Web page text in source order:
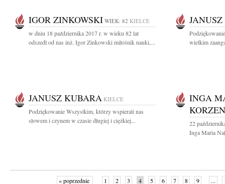
IGOR ZINKOWSKI WIEK: 82 KIELCE
w dniu 18 października 2017 r. w wieku 82 lat
odszedł od nas inż. Igor Zinkowski miłośnik nauki,...
wielkim
JANUSZ KUBARA KIELCE
Podziękowanie Wszystkim, którzy wspierali nas
słowem i czynem w czasie długiej i ciężkiej...
INGA
22
Inga Maria
« poprzednie 1 2 3 4 5 6 7 8 9 ...